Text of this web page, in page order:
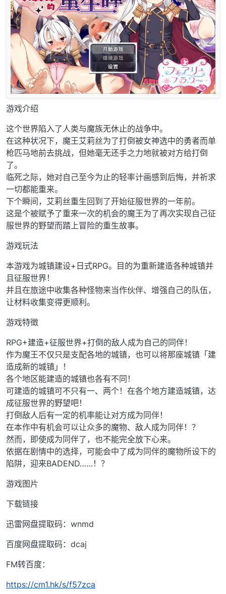
游戏介绍
这个世界陷入了人类与魔族无休止的战争中。
在这种状况下，魔王艾莉丝为了打倒被女神选中的勇者而单
枪匹马地前去挑战，但她毫无还手之力地就被对方给打倒
了。
临死之际，她对自己至今为止的轻率计画感到后悔，并祈求
一切都能重来。
下个瞬间，艾莉丝重生回到了开始征服世界的一年前。
这是个被赋予了重来一次的机会的魔王为了再次实现自己征
服世界的野望而踏上冒险的重生故事。
游戏玩法
本游戏为城镇建设+日式RPG。目的为重新建造各种城镇并
且征服世界！
并且在旅途中收集各种怪物来当作伙伴、增强自己的队伍，
让材料收集变得更顺利。
游戏特徵
RPG+建造+征服世界+打倒的敌人成为自己的同伴！
作为魔王不仅只是支配各地的城镇，也可以将那座城镇「建
造成新的城镇」！
各个地区能建造的城镇也各有不同！
可建造的城镇可不只有一、两个！在各个地方建造城镇，达
成征服世界的野望吧！
打倒敌人后有一定的机率能让对方成为同伴！
在本作中有机会可以让众多的魔物、敌人成为同伴！？
然而，即使成为同伴了，也不能完全放下心来。
依据在剧情中的选择，可能会中了成为同伴的魔物所设下的
陷阱，迎来BADEND……！？
游戏图片
下载链接
迅雷网盘提取码：wnmd
百度网盘提取码：dcaj
FM转百度：
https://cm1.hk/s/f57zca